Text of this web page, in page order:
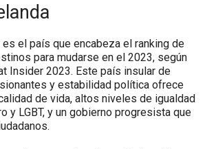
es el país que encabeza el ranking de
para mudarse en el 2023, según
Insider 2023. Este país insular de
y estabilidad política ofrece
de vida, altos niveles de igualdad
y LGBT, y un gobierno progresista que